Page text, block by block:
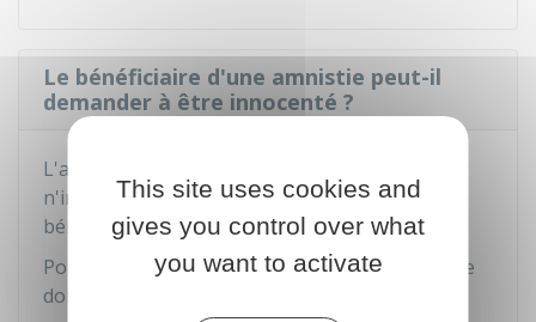
Le bénéficiaire d'une amnistie peut-il
demander à être innocenté ?
L'amnistie efface la condamnation pénale, mais
n'innocente pas la personne qui en est
bénéficiaire.
Pour être innocenté, le bénéficiaire de l'amnistie
doit faire un
This site uses cookies and
gives you control over what
you want to activate